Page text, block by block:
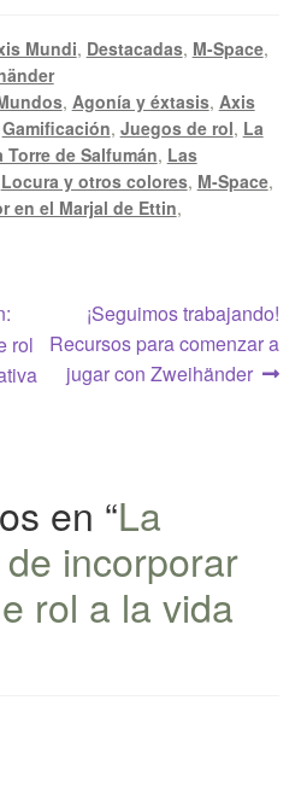
Mundi, Destacadas, M-Space,
, Agonía y éxtasis, Axis
Gamificación, Juegos de rol, La
Torre de Salfumán, Las
Locura y otros colores, M-Space,
en el Marjal de Ettin,
rol
Siguiente:
¡Seguimos trabajando!
Recursos para comenzar a
jugar con Zweihänder
en “La
incorporar
rol a la vida